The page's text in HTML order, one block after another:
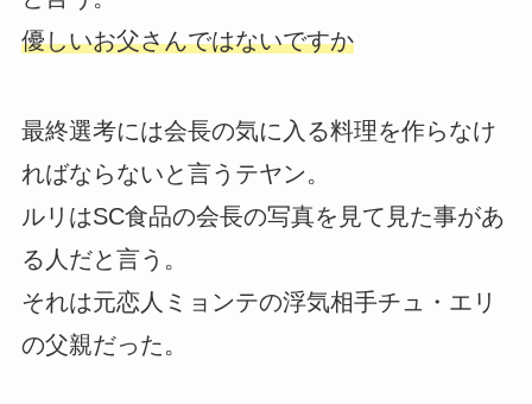
優しいお父さんではないですか
最終選考には会長の気に入る料理を作らなけ
ればならないと言うテヤン。
ルリはSC食品の会長の写真を見て見た事があ
る人だと言う。
それは元恋人ミョンテの浮気相手チュ・エリ
の父親だった。